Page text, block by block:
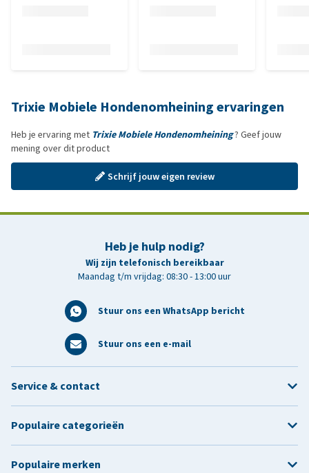
Trixie Mobiele Hondenomheining ervaringen
Heb je ervaring met Trixie Mobiele Hondenomheining? Geef jouw
mening over dit product
Schrijf jouw eigen review
Heb je hulp nodig?
Wij zijn telefonisch bereikbaar
Maandag t/m vrijdag: 08:30 - 13:00 uur
Stuur ons een WhatsApp bericht
Stuur ons een e-mail
Service & contact
Populaire categorieën
Populaire merken